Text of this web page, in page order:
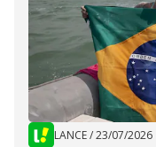
LANCE/23/07/2026